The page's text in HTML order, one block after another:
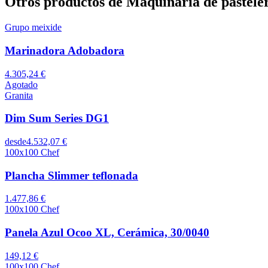
Grupo meixide
Marinadora Adobadora
4.305,24 €
Agotado
Granita
Dim Sum Series DG1
desde4.532,07 €
100x100 Chef
Plancha Slimmer teflonada
1.477,86 €
100x100 Chef
Panela Azul Ocoo XL, Cerámica, 30/0040
149,12 €